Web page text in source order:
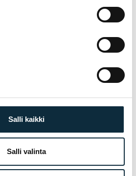
Salli kaikki
Salli valinta
julkaista lähettämäni kuvat